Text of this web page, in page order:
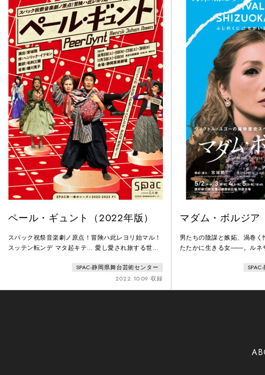
ペール・ギュント（2022年版）
スパック祝祭音楽劇ノ原点！冒険ハ此レヨリ始マル！
スッテン転ンデ マタ起キテ… 愛し愛され旅する世
を痛快に満たす冒険劇。今からおよそ150年前、劇作
家イプセンがノルウェーの民話をもとに書き上げた壮
大なドラマを、SPAC宮城聰は俳優の生演奏による躍
SPAC-静岡県舞台芸術センター
2022.10.09 収録
マダム・ボルジア
男たちの陰謀と嫉妬、渦巻く
たたかに生きる女――。ルネ
ルクレツィア・ボルジア。
鬼女の顔に、生き別れた息
れし…。オペラでも知られる